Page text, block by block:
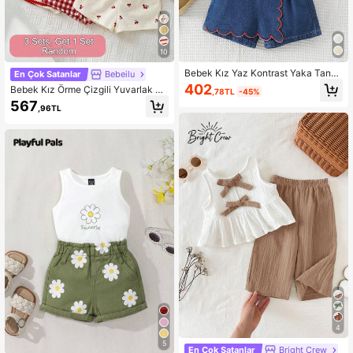
4,92 742K Takipçiler
4,92 742K Takipçiler
742K Takipçiler
742K Takipçiler
4,92 742K Takipçiler
10
En Çok Satanlar Bebeilu
Bebek Kız Örme Çizgili Yuvarlak Ya
ka Askılı Üst ve Şort 2 Parça Set
567 ,96TL
5
Bebek Kız Yaz Kontrast Yaka Tank
Top ve Taraklı Kesim Şort
402 ,78TL -45%
4
En Çok Satanlar Bright Crew